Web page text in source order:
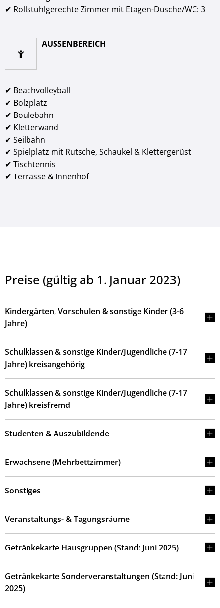
✔ Rollstuhlgerechte Zimmer mit Etagen-Dusche/WC: 3
AUSSENBEREICH
✔ Beachvolleyball
✔ Bolzplatz
✔ Boulebahn
✔ Kletterwand
✔ Seilbahn
✔ Spielplatz mit Rutsche, Schaukel & Klettergerüst
✔ Tischtennis
✔ Terrasse & Innenhof
Preise (gültig ab 1. Januar 2023)
Kindergärten, Vorschulen & sonstige Kinder (3-6
Jahre)
Schulklassen & sonstige Kinder/Jugendliche (7-17
Jahre) kreisangehörig
Schulklassen & sonstige Kinder/Jugendliche (7-17
Jahre) kreisfremd
Studenten & Auszubildende
Erwachsene (Mehrbettzimmer)
Sonstiges
Veranstaltungs- & Tagungsräume
Getränkekarte Hausgruppen (Stand: Juni 2025)
Getränkekarte Sonderveranstaltungen (Stand: Juni
2025)